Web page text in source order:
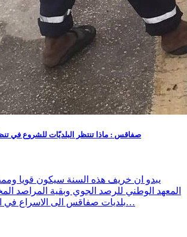
صفاقس : ماذا تنتظر البلديّات للشروع في
يبدو ان خريف هذه السنة سيكون قويا
المعهد الوطني للرصد الجوي وبقية المراصد
بلديات صفاقس الى الاسراع في القيام بعمليّة تنظيف…